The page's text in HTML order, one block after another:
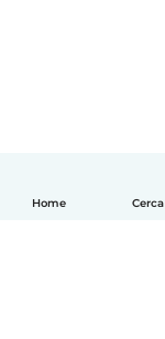
Home Cerca